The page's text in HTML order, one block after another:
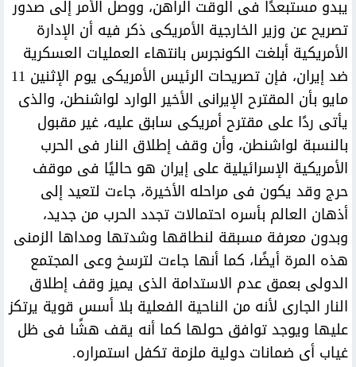
يبدو مستبعدًا فى الوقت الراهن، ووصل الأمر إلى صدور
تصريح عن وزير الخارجية الأمريكى ذكر فيه أن الإدارة
الأمريكية أبلغت الكونجرس بانتهاء العمليات العسكرية
ضد إيران، فإن تصريحات الرئيس الأمريكى يوم الإثنين 11
مايو بأن المقترح الإيرانى الأخير الوارد لواشنطن، والذى
يأتى ردًا على مقترح أمريكى سابق عليه، غير مقبول
بالنسبة لواشنطن، وأن وقف إطلاق النار فى الحرب
الأمريكية الإسرائيلية على إيران هو حاليًا فى موقف
حرج وقد يكون فى مراحله الأخيرة، جاءت لتعيد إلى
أذهان العالم بأسره احتمالات تجدد الحرب من جديد،
وبدون معرفة مسبقة لنطاقها وشدتها ومداها الزمنى
هذه المرة أيضًا، كما أنها جاءت لترسخ وعى المجتمع
الدولى بعمق عدم الاستدامة الذى يميز وقف إطلاق
النار الجارى لأنه من الناحية الفعلية بلا أسس قوية يرتكز
عليها ويوجد توافق حولها كما أنه يقف هشًا فى ظل
غياب أى ضمانات دولية ملزمة تكفل استمراره.